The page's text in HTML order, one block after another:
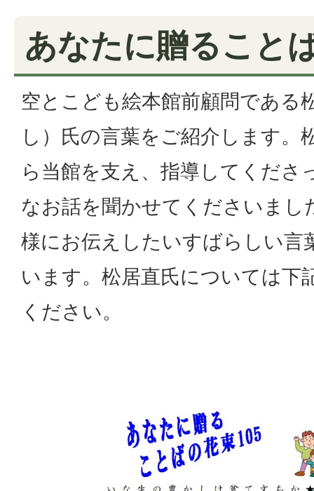
あなたに贈ること
空とこども絵本館前顧問である
し）氏の言葉をご紹介します。
ら当館を支え、指導してくださ
なお話を聞かせてくださいまし
様にお伝えしたいすばらしい言
います。松居直氏については下
ください。